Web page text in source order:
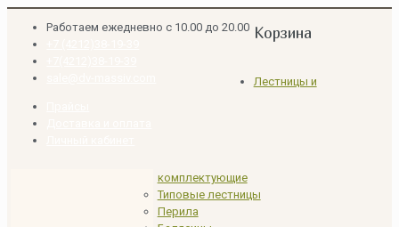
Работаем ежедневно с 10.00 до 20.00 Корзина
Лестницы и
комплектующие
Типовые лестницы
Перила